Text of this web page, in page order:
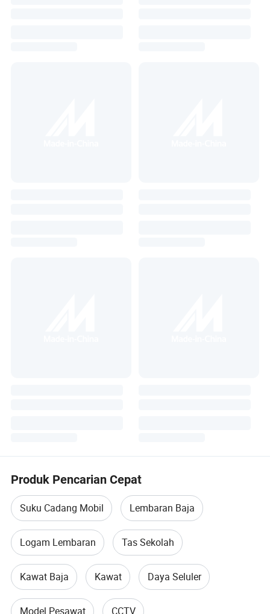
Produk Pencarian Cepat
Suku Cadang Mobil Lembaran Baja
Logam Lembaran Tas Sekolah
Kawat Baja Kawat Daya Seluler
Model Pesawat CCTV